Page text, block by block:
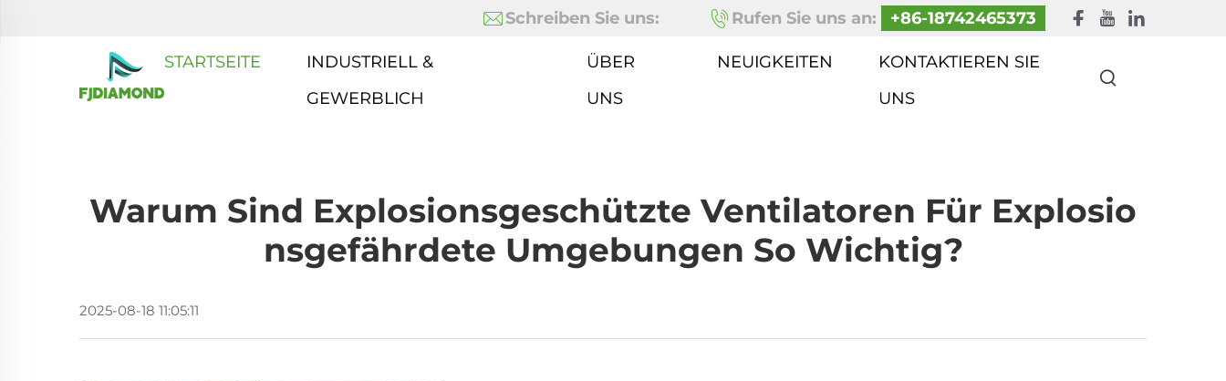
Schreiben Sie uns: Rufen Sie uns an: +86-18742465373
STARTSEITE
INDUSTRIELL &
GEWERBLICH
ÜBER
UNS
NEUIGKEITEN
KONTAKTIEREN SIE
UNS
Warum Sind Explosionsgeschützte Ventilatoren Für Explosio
Nsgefährdete Umgebungen So Wichtig?
2025-08-18 11:05:11